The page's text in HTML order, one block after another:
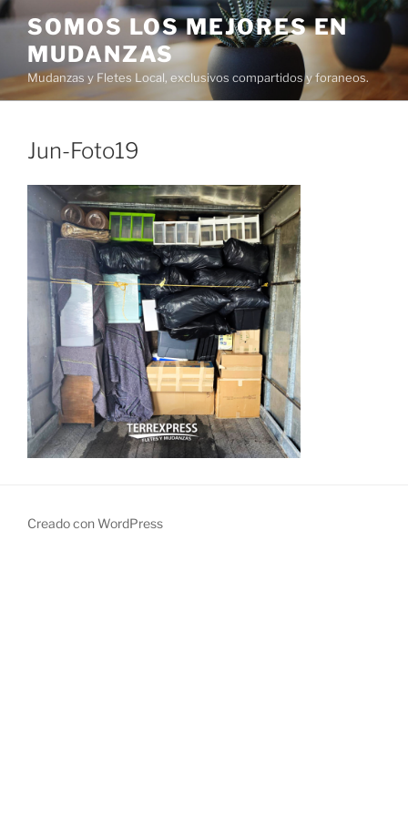
Ir
contenido
SOMOS LOS MEJORES EN
MUDANZAS
Mudanzas y Fletes Local, exclusivos compartidos y foraneos.
Jun-Foto19
Creado con WordPress